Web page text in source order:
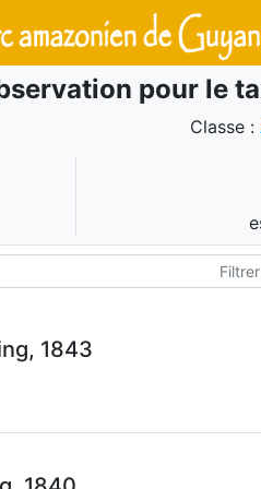
pour le
Classe :
1843